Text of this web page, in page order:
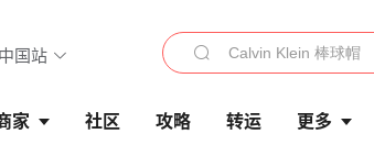
中国站
家 社区 攻略 转运 更多